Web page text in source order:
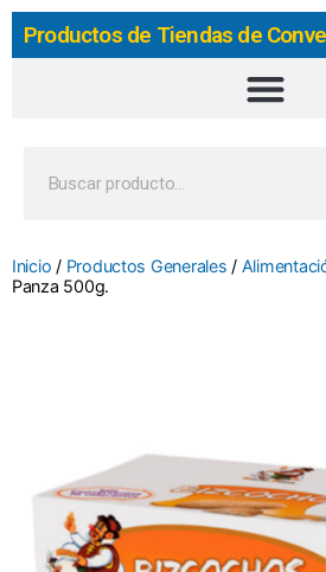
Productos de Tiendas de
Inicio / Productos Generales /
Panza 500g.